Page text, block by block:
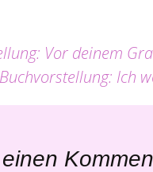
Vor deinem
Buchvorstellung: Ich